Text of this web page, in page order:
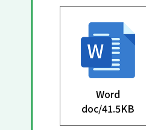
Word
doc/41.5KB